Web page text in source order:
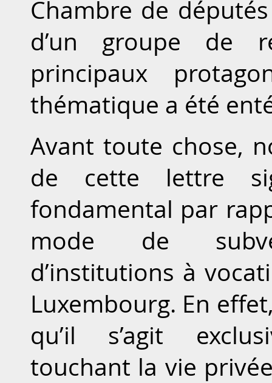
Chambre de
d’un groupe de
principaux
thématique a été
Avant toute chose,
de cette lettre
fondamental par
mode de
d’institutions à
Luxembourg. En
qu’il s’agit
touchant la vie